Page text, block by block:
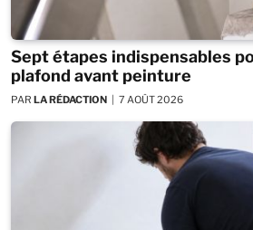
Sept étapes indispensables
plafond avant peinture
PAR LA RÉDACTION 7 AOÛT 2026